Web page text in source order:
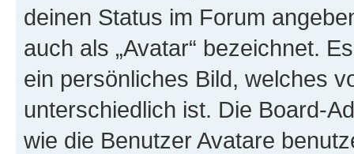
deinen Status im Forum
auch als „Avatar“ bezeichnet.
ein persönliches Bild, welches
unterschiedlich ist. Die Board-
wie die Benutzer Avatare